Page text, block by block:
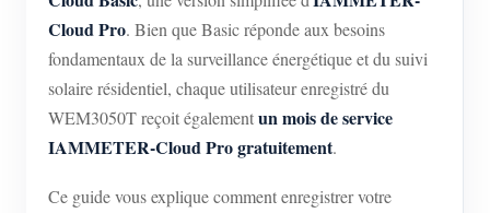
Cloud Pro. Bien que Basic réponde aux besoins
fondamentaux de la surveillance énergétique et du suivi
solaire résidentiel, chaque utilisateur enregistré du
WEM3050T reçoit égalementun mois de service
IAMMETER-Cloud Pro gratuitement.
Ce guide vous explique comment enregistrer votre